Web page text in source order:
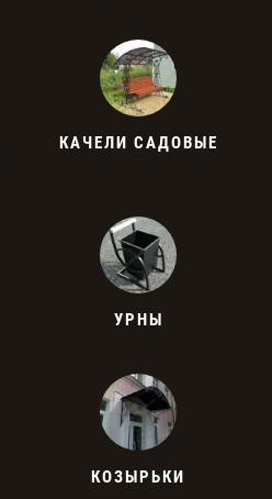
КАЧЕЛИ САДОВЫЕ
УРНЫ
КОЗЫРЬКИ